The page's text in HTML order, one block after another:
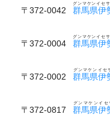
〒372-0042 群馬県伊
グンマケンイセ
〒372-0004 群馬県伊
グンマケンイセ
〒372-0002 群馬県伊
グンマケンイセ
〒372-0817 群馬県伊
グンマケンイ